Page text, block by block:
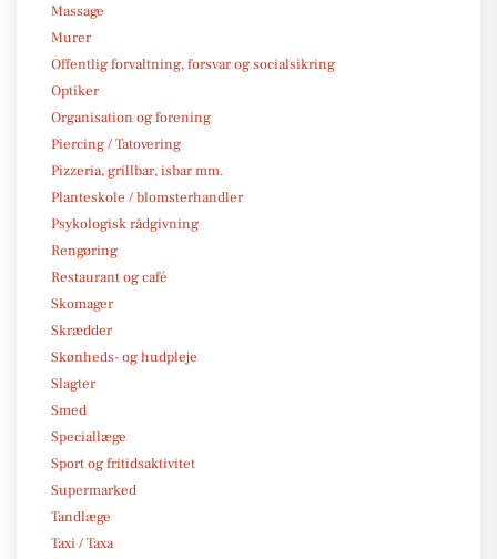
Massage
Murer
Offentlig forvaltning, forsvar og socialsikring
Optiker
Organisation og forening
Piercing / Tatovering
Pizzeria, grillbar, isbar mm.
Planteskole / blomsterhandler
Psykologisk rådgivning
Rengøring
Restaurant og café
Skomager
Skrædder
Skønheds- og hudpleje
Slagter
Smed
Speciallæge
Sport og fritidsaktivitet
Supermarked
Tandlæge
Taxi / Taxa